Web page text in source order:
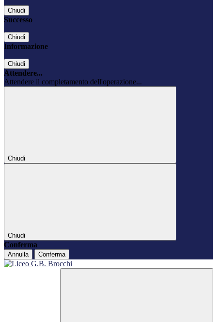
Chiudi
Successo
Chiudi
Informazione
Chiudi
Attendere...
Attendere il completamento dell'operazione...
Chiudi
Chiudi
Conferma
Annulla Conferma